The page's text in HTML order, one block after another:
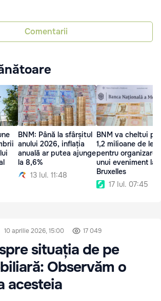
Comentarii
BNM: Până la sfârșitul
anului 2026, inflația
anuală ar putea ajunge
la 8,6%
13 Iul. 11:48
BNM va cheltui
1,2 milioane de lei
pentru organizarea
unui eveniment la
Bruxelles
17 Iul. 07:45
10 aprilie 2026, 15:00 17 049
situația de pe
Observăm o
acesteia